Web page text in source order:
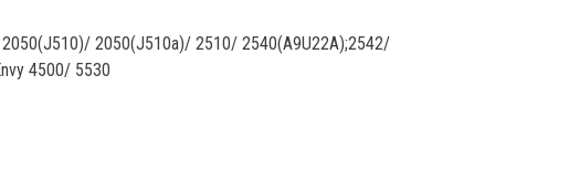
2050(J510a)/ 2510/ 2540(A9U22A);2542/
4500/ 5530